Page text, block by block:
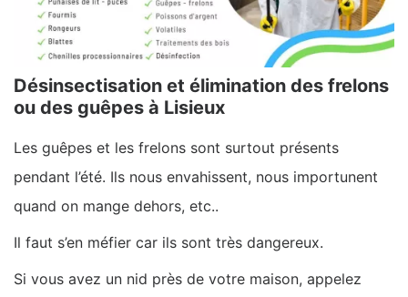
Désinsectisation et élimination des frelons
ou des guêpes à Lisieux
Les guêpes et les frelons sont surtout présents
pendant l’été. Ils nous envahissent, nous importunent
quand on mange dehors, etc..
Il faut s’en méfier car ils sont très dangereux.
Si vous avez un nid près de votre maison, appelez